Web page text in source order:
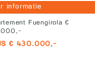
informatie
Fuengirola €
€ 430.000,-